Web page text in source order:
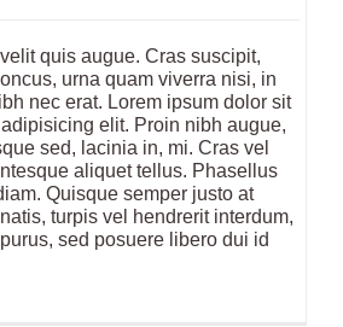
quis augue. Cras suscipit,
urna quam viverra nisi, in
nec erat. Lorem ipsum dolor sit
elit. Proin nibh augue,
sed, lacinia in, mi. Cras vel
aliquet tellus. Phasellus
Quisque semper justo at
turpis vel hendrerit interdum,
sed posuere libero dui id